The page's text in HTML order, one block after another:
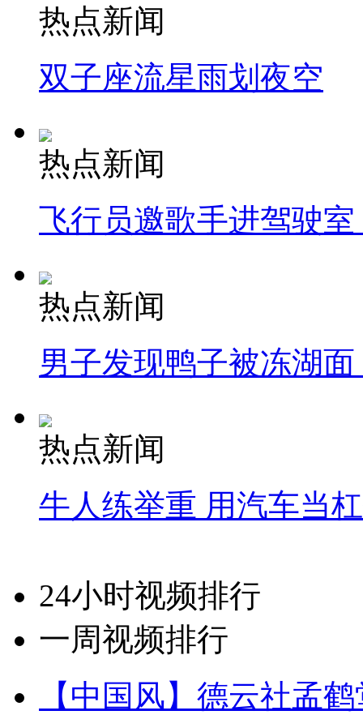
热点新闻
双子座流星雨划夜空
热点新闻
飞行员邀歌手进驾驶
热点新闻
男子发现鸭子被冻湖
热点新闻
牛人练举重 用汽车当
24小时视频排行
一周视频排行
【中国风】德云社孟